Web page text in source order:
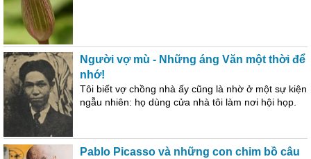
Người vợ mù - Những áng Văn một thời để
nhớ!
Tôi biết vợ chồng nhà ấy cũng là nhờ ở một sự kiện
ngẫu nhiên: họ dùng cửa nhà tôi làm nơi hội họp.
Pablo Picasso và những con chim bồ câu